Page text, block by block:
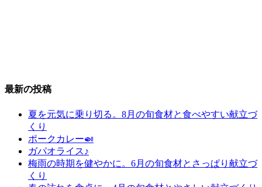
最新の投稿
夏を元気に乗り切る。8月の旬食材と食べやすい献立づ
くり
ポークカレー🍛
ガパオライス♪
梅雨の時期を健やかに。6月の旬食材とさっぱり献立づ
くり